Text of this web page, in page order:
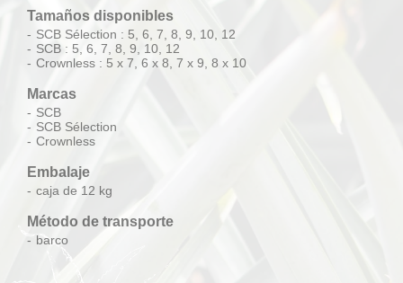
Tamaños disponibles
SCB Sélection : 5, 6, 7, 8, 9, 10, 12
SCB : 5, 6, 7, 8, 9, 10, 12
Crownless : 5 x 7, 6 x 8, 7 x 9, 8 x 10
Marcas
SCB
SCB Sélection
Crownless
Embalaje
caja de 12 kg
Método de transporte
barco